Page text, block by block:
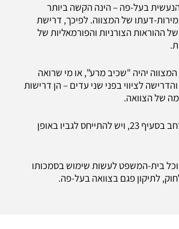
בעל-פה – הינה הקשה ביותר
דעתו של המצווה. לפיכך, דרישת
ההוראות הצורניות והפורמאליות של
יהיה "שכיב מרע", או מי שרואה
לציווי בפני שני עדים – הן דרישות
של הצוואה.
אין להצדיק שימוש רחב בסעיף 23, ויש להתייחס לגביו באופן
בית-המשפט לעשות שימוש בסמכותו